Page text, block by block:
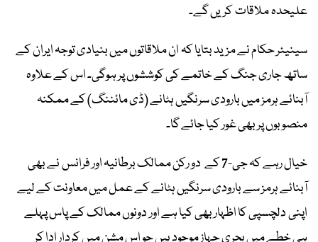
علیحدہ ملاقات کریں گے۔
سینیئر حکام نے مزید بتایا کہ ان ملاقاتوں میں بنیادی توجہ ایران کے
ساتھ جاری جنگ کے خاتمے کی کوششوں پر ہوگی۔ اس کے علاوہ
آبنائے ہرمز میں بارودی سرنگیں ہٹانے (ڈی مائننگ) کے ممکنہ
منصوبوں پر بھی غور کیا جائے گا۔
خیال رہے کہ جی-7 کے دو رکن ممالک برطانیہ اور فرانس نے بھی
آبنائے ہرمز سے بارودی سرنگیں ہٹانے کے عمل میں معاونت کے لیے
اپنی دلچسپی کا اظہار بھی کیا ہے اور دونوں ممالک کے پاس پہلے
ہی خطے میں بحری جہاز موجود ہیں جو اس مشن میں کردار ادا کر